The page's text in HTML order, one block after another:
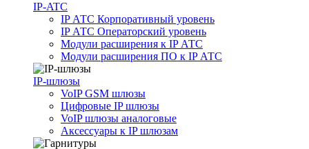
IP-ATC
IP АТС Корпоративный уровень
IP АТС Операторский уровень
Модули расширения к IP АТС
Модули расширения ПО к IP АТС
IP-шлюзы
VoIP GSM шлюзы
Цифровые IP шлюзы
VoIP шлюзы аналоговые
Аксессуары к IP шлюзам